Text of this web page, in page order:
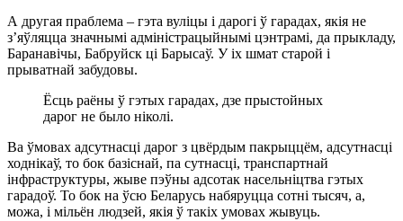
А другая праблема – гэта вуліцы і дарогі ў гарадах, якія не
з’яўляцца значнымі адміністрацыйнымі цэнтрамі, да прыкладу,
Баранавічы, Бабруйск ці Барысаў. У іх шмат старой і
прыватнай забудовы.
Ёсць раёны ў гэтых гарадах, дзе прыстойных
дарог не было ніколі.
Ва ўмовах адсутнасці дарог з цвёрдым пакрыццём, адсутнасці
ходнікаў, то бок базіснай, па сутнасці, транспартнай
інфраструктуры, жыве пэўны адсотак насельніцтва гэтых
гарадоў. То бок на ўсю Беларусь набяруцца сотні тысяч, а,
можа, і мільён людзей, якія ў такіх умовах жывуць.